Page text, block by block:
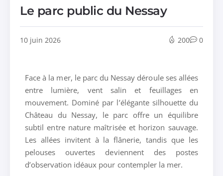
Le parc public du Nessay
10 juin 2026 200 0
Face à la mer, le parc du Nessay déroule ses allées
entre lumière, vent salin et feuillages en
mouvement. Dominé par l’élégante silhouette du
Château du Nessay, le parc offre un équilibre
subtil entre nature maîtrisée et horizon sauvage.
Les allées invitent à la flânerie, tandis que les
pelouses ouvertes deviennent des postes
d’observation idéaux pour contempler la mer.